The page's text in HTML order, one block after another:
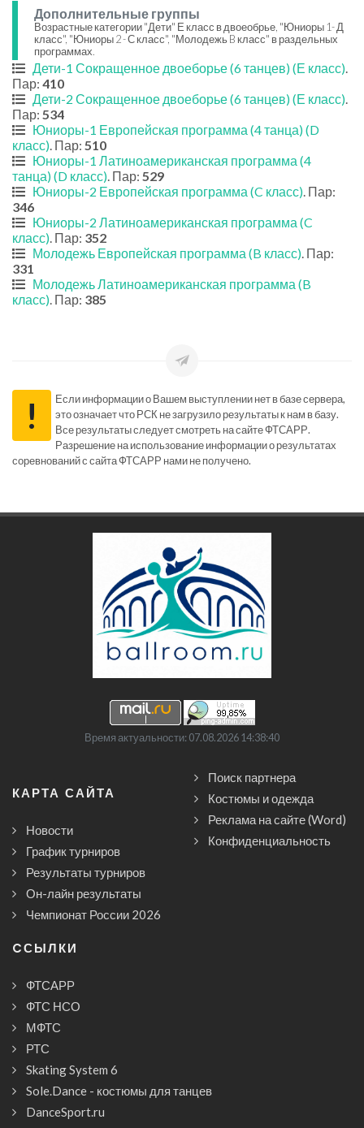
Дополнительные группы
Возрастные категории "Дети" Е класс в двоеобрье, "Юниоры 1- Д
класс", "Юниоры 2 - С класс", "Молодежь B класс" в раздельных
программах.
Дети-1 Сокращенное двоеборье (6 танцев) (Е класс).
Пар: 410
Дети-2 Сокращенное двоеборье (6 танцев) (Е класс).
Пар: 534
Юниоры-1 Европейская программа (4 танца) (D
класс). Пар: 510
Юниоры-1 Латиноамериканская программа (4
танца) (D класс). Пар: 529
Юниоры-2 Европейская программа (C класс). Пар:
346
Юниоры-2 Латиноамериканская программа (C
класс). Пар: 352
Молодежь Европейская программа (B класс). Пар:
331
Молодежь Латиноамериканская программа (B
класс). Пар: 385
!
Если информации о Вашем выступлении нет в базе сервера,
это означает что РСК не загрузило результаты к нам в базу.
Все результаты следует смотреть на сайте ФТСАРР.
Разрешение на использование информации о результатах
соревнований с сайта ФТСАРР нами не получено.
Время актуальности: 07.08.2026 14:38:40
КАРТА САЙТА
Новости
График турниров
Результаты турниров
Он-лайн результаты
Чемпионат России 2026
Поиск партнера
Костюмы и одежда
Реклама на сайте (Word)
Конфиденциальность
CСЫЛКИ
ФТСАРР
ФТС НСО
МФТС
РТС
Skating System 6
Sole.Dance - костюмы для танцев
DanceSport.ru